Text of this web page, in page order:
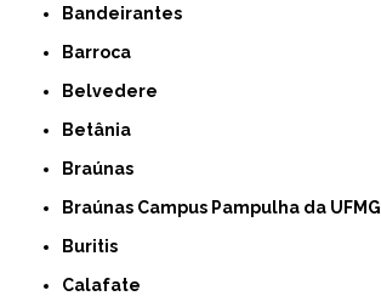
Bandeirantes
Barroca
Belvedere
Betânia
Braúnas
Braúnas Campus Pampulha da UFMG
Buritis
Calafate